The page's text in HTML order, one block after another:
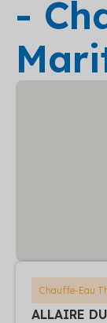
-
Chauffe-Eau
ALLAIRE